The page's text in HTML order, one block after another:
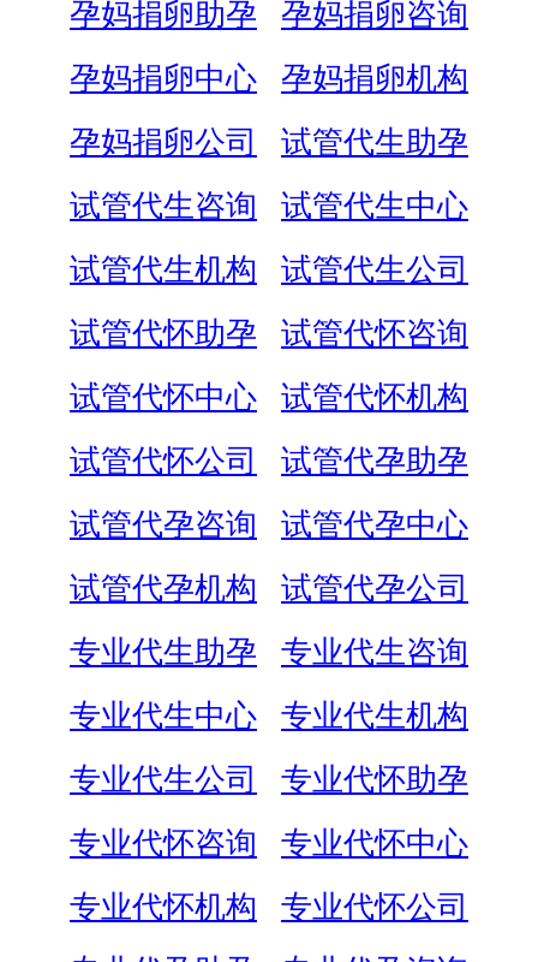
孕妈捐卵助孕
孕妈捐卵咨询
孕妈捐卵中心
孕妈捐卵机构
孕妈捐卵公司
试管代生助孕
试管代生咨询
试管代生中心
试管代生机构
试管代生公司
试管代怀助孕
试管代怀咨询
试管代怀中心
试管代怀机构
试管代怀公司
试管代孕助孕
试管代孕咨询
试管代孕中心
试管代孕机构
试管代孕公司
专业代生助孕
专业代生咨询
专业代生中心
专业代生机构
专业代生公司
专业代怀助孕
专业代怀咨询
专业代怀中心
专业代怀机构
专业代怀公司